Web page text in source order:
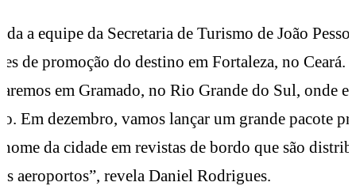
a equipe da Secretaria de Turismo de João
de promoção do destino em Fortaleza, no Ceará.
em Gramado, no Rio Grande do Sul, onde
Em dezembro, vamos lançar um grande pacote
da cidade em revistas de bordo que são
aeroportos”, revela Daniel Rodrigues.